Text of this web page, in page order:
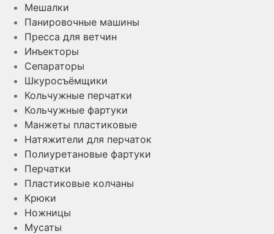
Мешалки
Панировочные машины
Пресса для ветчин
Инъекторы
Сепараторы
Шкуросъёмщики
Кольчужные перчатки
Кольчужные фартуки
Манжеты пластиковые
Натяжители для перчаток
Полиуретановые фартуки
Перчатки
Пластиковые колчаны
Крюки
Ножницы
Мусаты